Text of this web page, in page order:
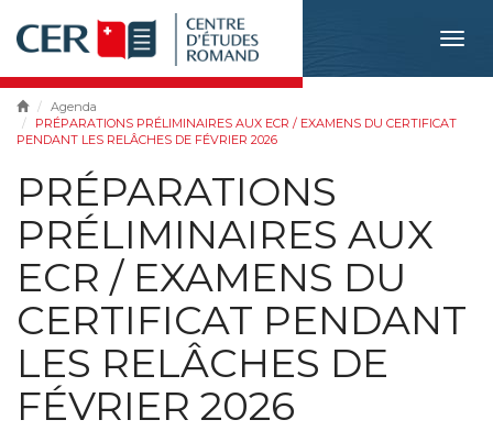
Agenda
PRÉPARATIONS PRÉLIMINAIRES AUX ECR / EXAMENS DU CERTIFICAT
PENDANT LES RELÂCHES DE FÉVRIER 2026
PRÉPARATIONS
PRÉLIMINAIRES AUX
ECR / EXAMENS DU
CERTIFICAT PENDANT
LES RELÂCHES DE
FÉVRIER 2026